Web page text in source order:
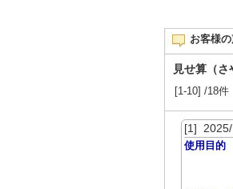
お客様
見せ算（さ
[1-10] /18件
[1]
使用目的